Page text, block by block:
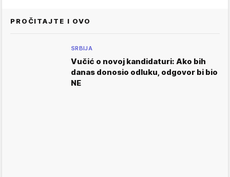
PROČITAJTE I OVO
SRBIJA
Vučić o novoj kandidaturi: Ako bih
danas donosio odluku, odgovor bi bio
NE